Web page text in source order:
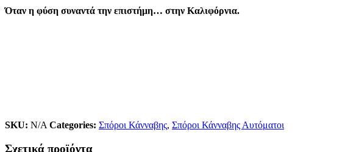
Όταν η φύση συναντά την επιστήμη… στην Καλιφόρνια.
SKU: N/A Categories: Σπόροι Κάνναβης, Σπόροι Κάνναβης Αυτόματοι
Σχετικά προϊόντα